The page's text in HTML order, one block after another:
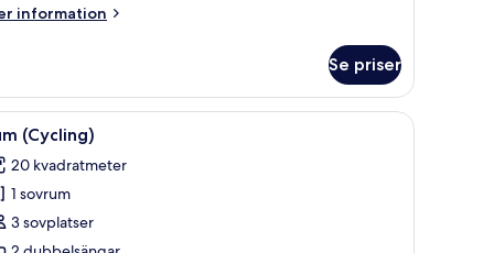
information
Se priser
en lampa och utsikt över havet från en balkong.
Rum (Cycling) | Skrivbord,
4 (Cycling)
20 kvadratmeter
1 sovrum
3 sovplatser